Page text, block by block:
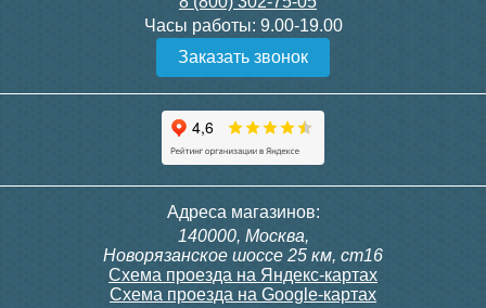
Конвектор ITT.080.200.1300
с решеткой GRILL.SGW-20-
Конвектор ITT.080.200.1000
с решеткой GRILL.SGW-20-
Подробнее Подробнее
11, 230В (механ.)
Часы работы: 9.00-19.00
Заказать звонок
Адреса магазинов:
140000, Москва,
Новорязанское шоссе 25 км, ст16
Схема проезда на Яндекс-картах
Схема проезда на Google-картах